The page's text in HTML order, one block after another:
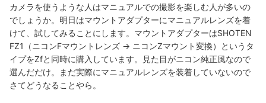
カメラを使うような人はマニュアルでの撮影を楽しむ人が多いの
でしょうか。明日はマウントアダプターにマニュアルレンズを着
けて、試してみることにします。マウントアダプターはSHOTEN
FZ1（ニコンFマウントレンズ → ニコンZマウント変換）というタ
イプをZfと同時に購入しています。見た目がニコン純正風なので
選んだだけ。まだ実際にマニュアルレンズを装着していないので
さてどうなることやら。